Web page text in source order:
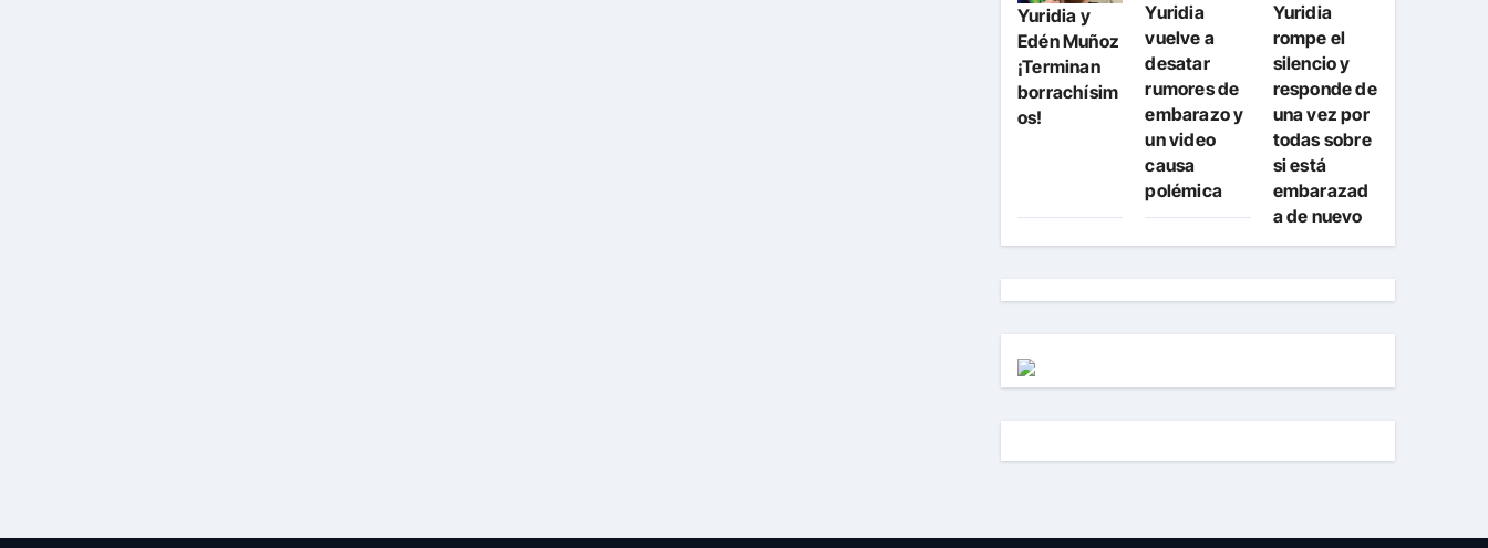
Yuridia y
Edén Muñoz
¡Terminan
borrachísim
os!
Yuridia
vuelve a
desatar
rumores de
embarazo y
un video
causa
polémica
Yuridia
rompe el
silencio y
responde de
una vez por
todas sobre
si está
embarazad
a de nuevo